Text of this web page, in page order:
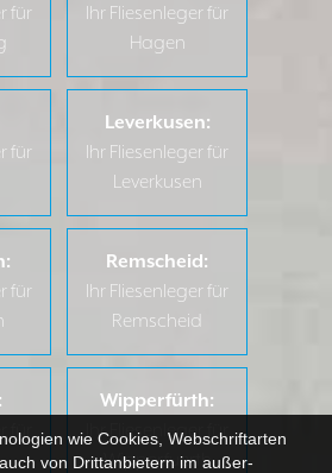
für
Ihr Fliesenleger für
Hagen
für
Leverkusen:
Ihr Fliesenleger für
Leverkusen
für
Remscheid:
Ihr Fliesenleger für
Remscheid
für
Wipperfürth:
Ihr Fliesenleger für
Wipperfuerth
wie Cookies, Webschriftarten
von Drittanbietern im außer-